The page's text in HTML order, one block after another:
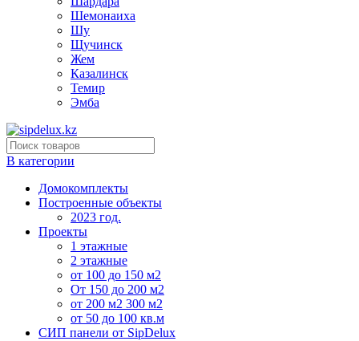
Шемонаиха
Шу
Щучинск
Жем
Казалинск
Темир
Эмба
В категории
Домокомплекты
Построенные объекты
2023 год.
Проекты
1 этажные
2 этажные
от 100 до 150 м2
От 150 до 200 м2
от 200 м2 300 м2
от 50 до 100 кв.м
СИП панели от SipDelux